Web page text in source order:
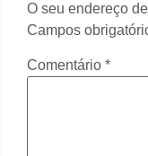
O seu endereço
Campos
Comentário *